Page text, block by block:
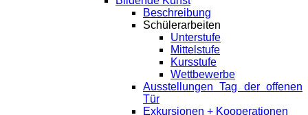
Beschreibung
Schülerarbeiten
Unterstufe
Mittelstufe
Kursstufe
Wettbewerbe
Ausstellungen Tag der offenen
Tür
Exkursionen + Kooperationen